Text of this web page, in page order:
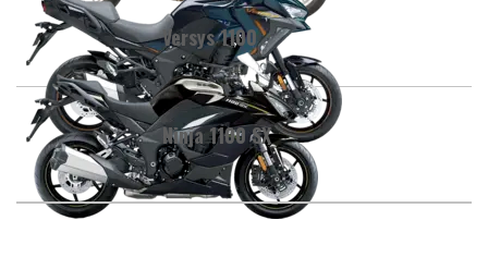
Versys 1100
Ninja 1100 SX